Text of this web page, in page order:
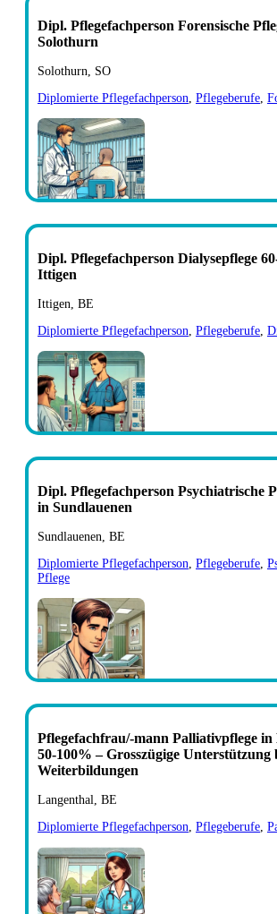
Dipl. Pflegefachperson Forensische
Solothurn
Solothurn, SO
Diplomierte Pflegefachperson Pflegeberufe
Dipl. Pflegefachperson Dialysepflege
Ittigen
Ittigen, BE
Diplomierte Pflegefachperson Pflegeberufe
Dipl. Pflegefachperson Psychiatrische
in Sundlauenen
Sundlauenen, BE
Diplomierte Pflegefachperson Pflegeberufe
Pflege
Pflegefachfrau/-mann Palliativpflege
50-100% – Grosszügige Unterstützung
Weiterbildungen
Langenthal, BE
Diplomierte Pflegefachperson Pflegeberufe